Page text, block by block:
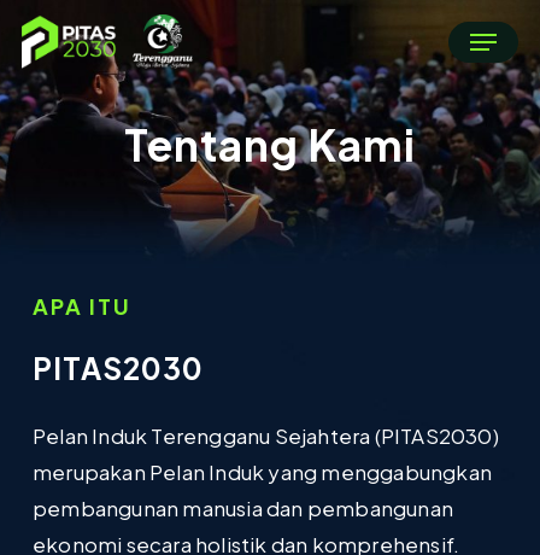
Skip
main
content
Menu
TentangKami
APA ITU
PITAS2030
Pelan Induk Terengganu Sejahtera (PITAS2030)
merupakan Pelan Induk yang menggabungkan
pembangunan manusia dan pembangunan
ekonomi secara holistik dan komprehensif.